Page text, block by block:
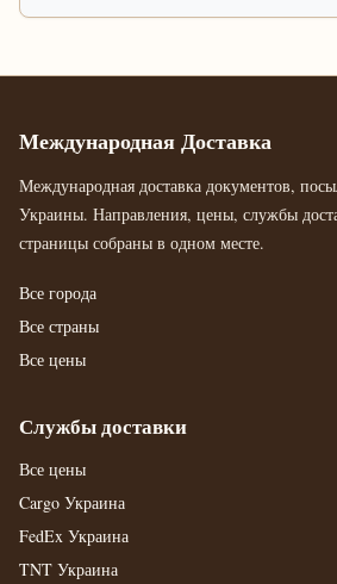
Международная Доставка
Международная доставка документов,
Украины. Направления, цены, службы
страницы собраны в одном месте.
Все города
Все страны
Все цены
Службы доставки
Все цены
Cargo Украина
FedEx Украина
TNT Украина